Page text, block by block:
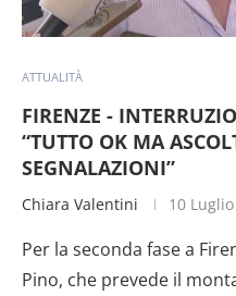
ATTUALITÀ
FIRENZE -
“TUTTO OK MA
SEGNALAZIONI”
Chiara Valentini 10
Per la seconda fase a
Pino, che prevede il